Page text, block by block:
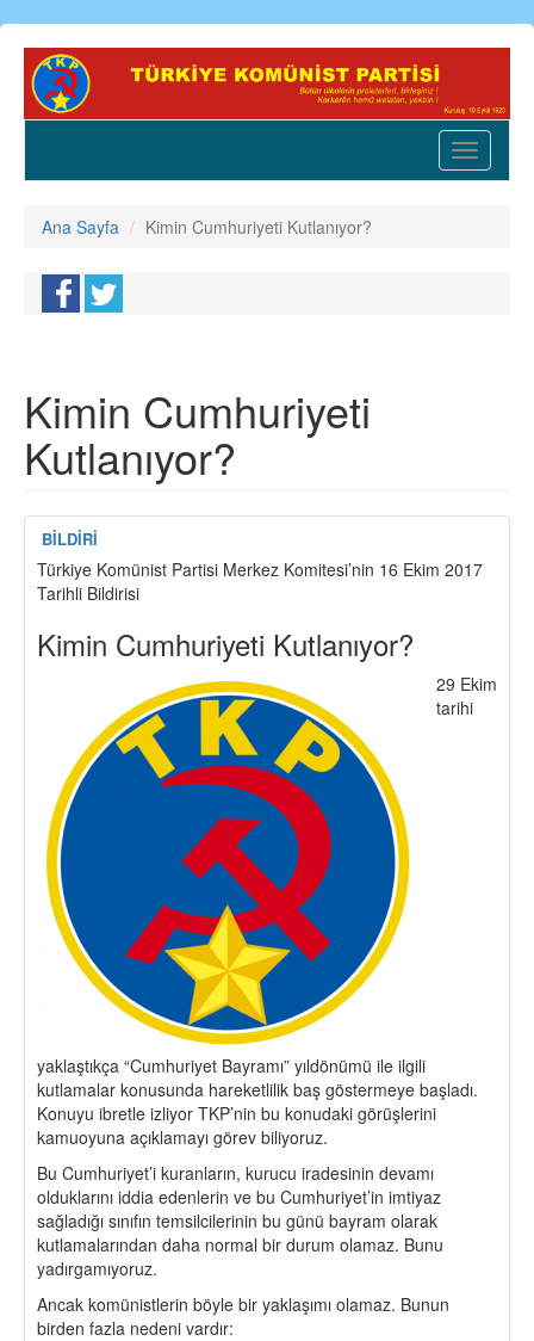
Ana
içeriğe
Toggle
Ana Sayfa Kimin Cumhuriyeti Kutlanıyor?
Kimin Cumhuriyeti
Kutlanıyor?
BİLDİRİ
Türkiye Komünist Partisi Merkez Komitesi’nin 16 Ekim 2017
Tarihli Bildirisi
Kimin Cumhuriyeti Kutlanıyor?
29 Ekim
tarihi
yaklaştıkça “Cumhuriyet Bayramı” yıldönümü ile ilgili
kutlamalar konusunda hareketlilik baş göstermeye başladı.
Konuyu ibretle izliyor TKP’nin bu konudaki görüşlerini
kamuoyuna açıklamayı görev biliyoruz.
Bu Cumhuriyet’i kuranların, kurucu iradesinin devamı
olduklarını iddia edenlerin ve bu Cumhuriyet’in imtiyaz
sağladığı sınıfın temsilcilerinin bu günü bayram olarak
kutlamalarından daha normal bir durum olamaz. Bunu
yadırgamıyoruz.
Ancak komünistlerin böyle bir yaklaşımı olamaz. Bunun
birden fazla nedeni vardır: